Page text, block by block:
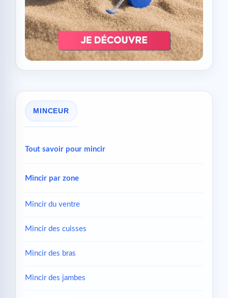
MINCEUR
Tout savoir pour mincir
Mincir par zone
Mincir du ventre
Mincir des cuisses
Mincir des bras
Mincir des jambes